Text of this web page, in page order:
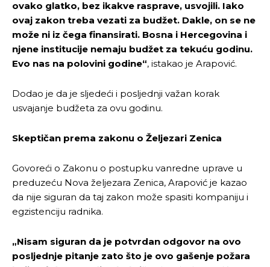
ovako glatko, bez ikakve rasprave, usvojili. Iako
ovaj zakon treba vezati za budžet. Dakle, on se ne
može ni iz čega finansirati. Bosna i Hercegovina i
njene institucije nemaju budžet za tekuću godinu.
Evo nas na polovini godine“, istakao je Arapović.
Dodao je da je sljedeći i posljednji važan korak
usvajanje budžeta za ovu godinu.
Skeptičan prema zakonu o Željezari Zenica
Govoreći o Zakonu o postupku vanredne uprave u
preduzeću Nova željezara Zenica, Arapović je kazao
da nije siguran da taj zakon može spasiti kompaniju i
egzistenciju radnika.
„Nisam siguran da je potvrdan odgovor na ovo
posljednje pitanje zato što je ovo gašenje požara